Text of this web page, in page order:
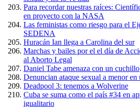
Para recordar nuestras raíces:
en proyecto con la NASA
Las feministas como riesgo para el
SEDENA
Huracán Ian llega a Carolina del sur
Marchas y bailes por el el día de
al Aborto Legal
Daniel Tabe amenaza con un cuchillo
Denuncian ataque sexual a menor
Deadpool 3: tenemos a Wolverine
Cuba se suma como el país #34 en
igualitario